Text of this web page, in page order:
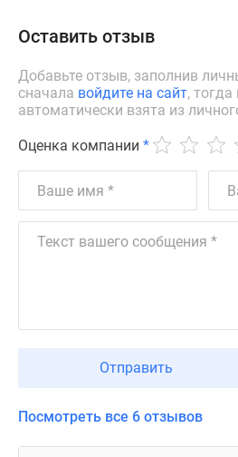
Оставить отзыв
Добавьте отзыв, заполнив
сначала войдите на сайт,
автоматически взята из
Оценка компании *
Отправить
Посмотреть все 6 отзывов